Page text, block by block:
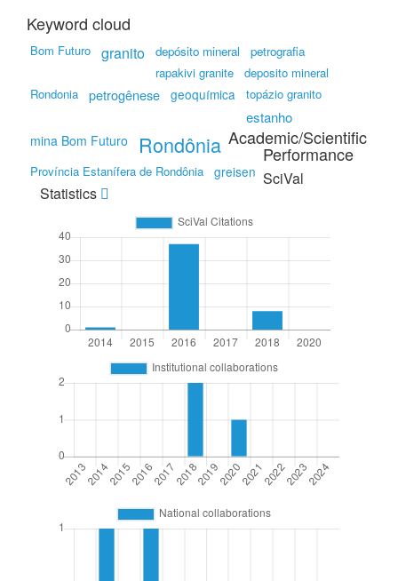
Keyword cloud
Bom Futuro granito depósito mineral
petrografia
rapakivi granite
deposito mineral
Rondonia
petrogênese geoquímica topázio granito
estanho
mina Bom Futuro Rondônia
Província Estanífera de Rondônia greisen
Academic/Scientific
Performance
SciVal
Statistics